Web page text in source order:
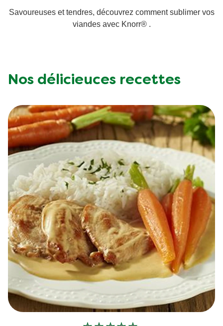
Végétarien
Savoureuses et tendres, découvrez comment sublimer vos
viandes avec Knorr® .
Nos délicieuces recettes